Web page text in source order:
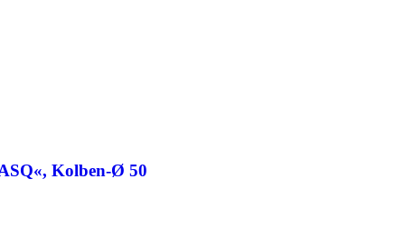
Kolben-Ø 50